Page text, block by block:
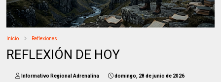
Inicio Reflexiones
REFLEXIÓN DE HOY
Informativo Regional Adrenalina domingo, 28 de junio de 2026